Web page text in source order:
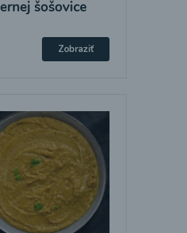
šošovice
Zobraziť